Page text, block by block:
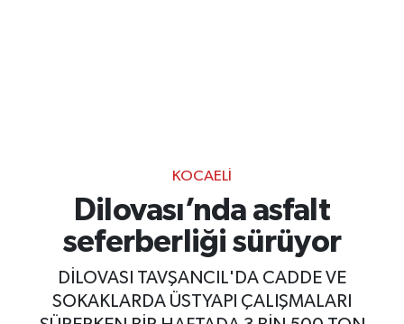
KOCAELI
Dilovası’nda asfalt
seferberliği sürüyor
DİLOVASI TAVŞANCIL'DA CADDE VE
SOKAKLARDA ÜSTYAPI ÇALIŞMALARI